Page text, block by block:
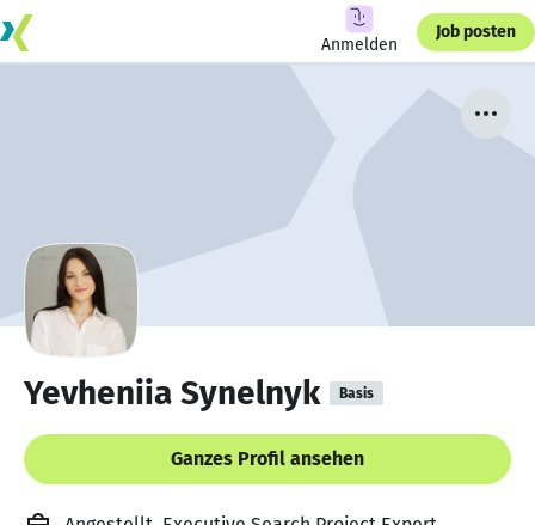
Anmelden
Job posten
Yevheniia Synelnyk Basis
Ganzes Profil ansehen